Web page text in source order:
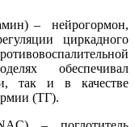
– нейрогормон,
циркадного
обеспечивал
так и в качестве
(ТГ).